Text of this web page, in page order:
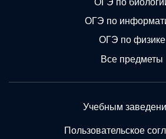
ОГЭ по
ОГЭ по физике
Все предметы
Учебным
Пользовательское